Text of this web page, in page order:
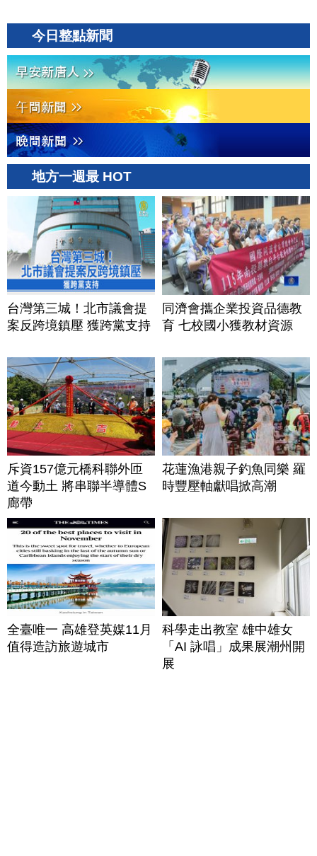
今日整點新聞
地方一週最 HOT
台灣第三城！北市議會提
案反跨境鎮壓 獲跨黨支持
同濟會攜企業投資品德教
育 七校國小獲教材資源
斥資157億元橋科聯外匝
道今動土 將串聯半導體S
廊帶
花蓮漁港親子釣魚同樂 羅
時豐壓軸獻唱掀高潮
全臺唯一 高雄登英媒11月
值得造訪旅遊城市
科學走出教室 雄中雄女
「AI 詠唱」成果展潮州開
展